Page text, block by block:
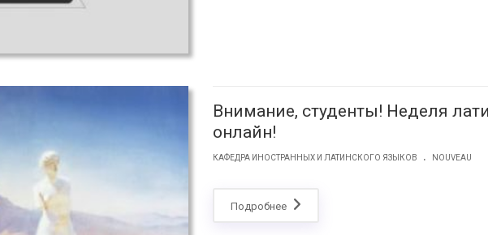
Внимание, студенты! Неделя
онлайн!
КАФЕДРА ИНОСТРАННЫХ И ЛАТИНСКОГО ЯЗЫКОВ . NOUVEAU
Подробнее